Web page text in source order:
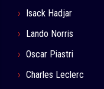
Isack Hadjar
Lando Norris
Oscar Piastri
Charles Leclerc